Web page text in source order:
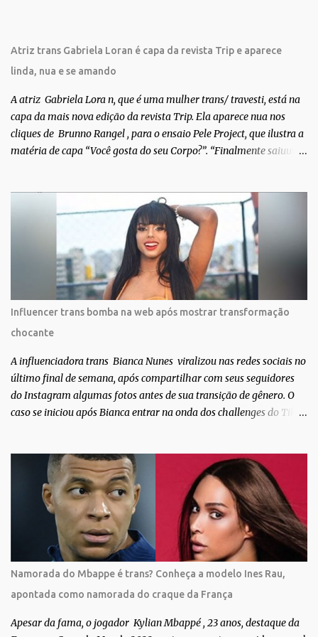
i
o
Atriz trans Gabriela Loran é capa da revista Trip e aparece
linda, nua e se amando
A atriz Gabriela Lora n, que é uma mulher trans/ travesti, está na
capa da mais nova edição da revista Trip. Ela aparece nua nos
cliques de Brunno Rangel , para o ensaio Pele Project, que ilustra a
matéria de capa “Você gosta do seu Corpo?”. “Finalmente saiuuu!!!
convidarem para esse projeto incrível, que fala acima de tudo
sobre amor. Todo carinho do mundo para a Dri da Trip que foi a
ponte disso tudo”, escreveu Gabriela. Gabriela classificou a capa
como linda e a matéria que envolvem 180 histórias (e corpos nus)
de gente que se apaixonou pela própria pele – como
extraordinária. O Pele Projetc tem como objetivo fotografar e
expor uma diversidade de corpos nus, ressaltando a beleza das
especificidades físicas. A atriz se tornou nacionalmente conhecida
após fazer uma participação especial na novela teen Malhação, da
TV Globo. Na trama, ela inte...
Influencer trans bomba na web após mostrar transformação
chocante
A influenciadora trans Bianca Nunes viralizou nas redes sociais no
último final de semana, após compartilhar com seus seguidores
do Instagram algumas fotos antes de sua transição de gênero. O
caso se iniciou após Bianca entrar na onda dos challenges do Tik
Bianca aparece ainda muito jovem e usando roupas masculinas,
após algumas fotos diferentes, ela finalmente aparece usando um
biquíni fio dental, com cabelo longo e seios. Através do Instagram,
a morena desabafou como foi passar um período da sua vida no
exército brasileiro. Segundo Bianca, ela apenas se alistou como
uma forma de provar que sua identidade de gênero não seria algo
passageiro. “Me alistei no exército porque eu sempre ouvia muito;
‘bota no exército para ver se vira homem’, ‘ah, esse aí não vai
entrar no exército’… Essas coisas me fizeram entrar no exército. Eu
disse; ‘vou mostrar par...
Namorada do Mbappe é trans? Conheça a modelo Ines Rau,
apontada como namorada do craque da França
Apesar da fama, o jogador Kylian Mbappé , 23 anos, destaque da